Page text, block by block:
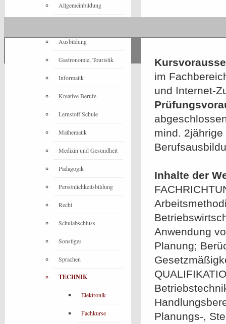
im
und Internet-
mind.
Inhalte der
Anwendung
Planung;
Planungs-,
Allgemeinbildung
Ausbildung
Gastronomie, Touristik
Informatik
Kreative Berufe
Lernstoff Schule
Mathematik
Medizin und Gesundheit
Pädagogik
Persönlichkeitsbildung
Recht
Schulabschluss
Sonstiges
Sprachen
TECHNIK
Elektronik
Fachkurse